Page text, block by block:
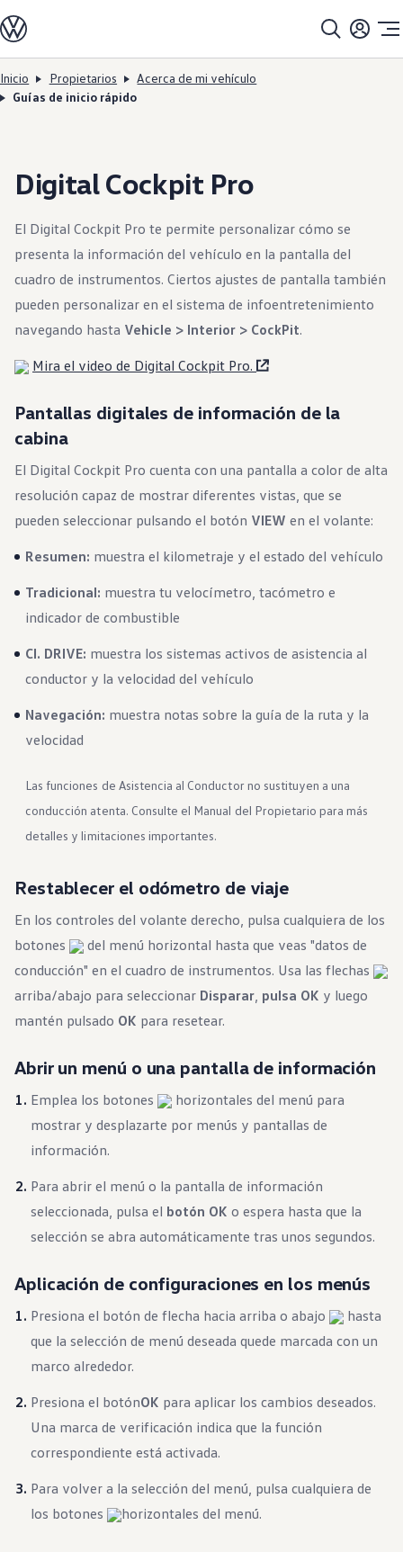
Ir al
contenido
Ir al
pie de
Línea de SUV
Línea de sedán
Línea compacta
Línea de EV
Planes de protección para vehículos
Programas de compra
DriverGear - Ropa y equipo
Accesorios para vehículos
Introducción a los EV
Propietarios
Acerca de mi vehículo
Manuales del propietario
Luces de advertencia e indicadoras
Actualizaciones de software del vehículo
Garantía e información de mantenimiento
Servicio y mantenimiento
Asistencia en carretera
Reparación de colisiones certificada
Servicio genuino de Volkswagen
Express Service
Servicio de vehículos eléctricos
Piezas y accesorios
Neumáticos y ruedas
Mi cuenta financiera
Cuentas y pagos
Preguntas frecuentes sobre finanzas
Opciones de intercambio y actualización
Aplicaciones y servicios conectados
Planes y servicios conectados
Beneficios para propietarios
Beneficios de tener un EV y de recargarlo
Programa de accesibilidad para conductores
Acerca de VW
Misión y valores
Nuestra historia
Información Corporativa
Marca y comunidad
DriverGear - Ropa y equipo
Nuestra Federación de Fútbol de EE. UU.
Sala de prensa
Encuentre un concesionario de Volkswagen
Inicio Propietarios
Acerca de mi vehículo
Guías de inicio rápido
Digital Cockpit Pro
El Digital Cockpit Pro te permite personalizar cómo se
presenta la información del vehículo en la pantalla del
cuadro de instrumentos. Ciertos ajustes de pantalla también
pueden personalizar en el sistema de infoentretenimiento
navegando hasta Vehicle > Interior > CockPit.
Mira el video de Digital Cockpit Pro.
Pantallas digitales de información de la
cabina
El Digital Cockpit Pro cuenta con una pantalla a color de alta
resolución capaz de mostrar diferentes vistas, que se
pueden seleccionar pulsando el botón VIEW en el volante:
Resumen: muestra el kilometraje y el estado del vehículo
Tradicional: muestra tu velocímetro, tacómetro e
indicador de combustible
CI. DRIVE: muestra los sistemas activos de asistencia al
conductor y la velocidad del vehículo
Navegación: muestra notas sobre la guía de la ruta y la
velocidad
Las funciones de Asistencia al Conductor no sustituyen a una
conducción atenta. Consulte el Manual del Propietario para más
detalles y limitaciones importantes.
Restablecer el odómetro de viaje
En los controles del volante derecho, pulsa cualquiera de los
botones
del menú horizontal hasta que veas "datos de
conducción" en el cuadro de instrumentos. Usa las flechas
arriba/abajo para seleccionar Disparar, pulsa OK y luego
mantén pulsado OK para resetear.
Abrir un menú o una pantalla de información
Emplea los botones
horizontales del menú para
mostrar y desplazarte por menús y pantallas de
información.
Para abrir el menú o la pantalla de información
seleccionada, pulsa el botón OK o espera hasta que la
selección se abra automáticamente tras unos segundos.
Aplicación de configuraciones en los menús
Presiona el botón de flecha hacia arriba o abajo
hasta
que la selección de menú deseada quede marcada con un
marco alrededor.
Presiona el botónOK para aplicar los cambios deseados.
Una marca de verificación indica que la función
correspondiente está activada.
Para volver a la selección del menú, pulsa cualquiera de
los botones
horizontales del menú.